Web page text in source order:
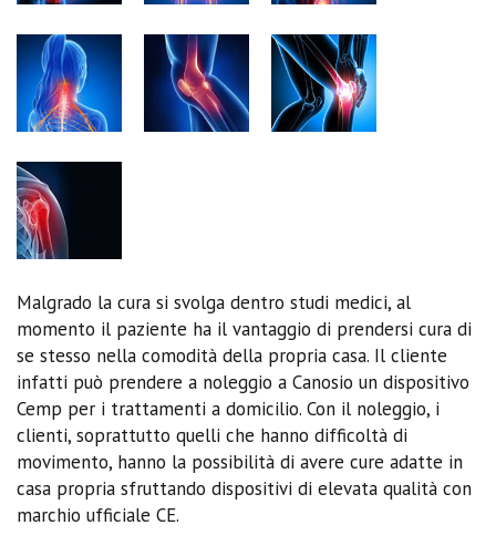
Malgrado la cura si svolga dentro studi medici, al
momento il paziente ha il vantaggio di prendersi cura di
se stesso nella comodità della propria casa. Il cliente
infatti può prendere a noleggio a Canosio un dispositivo
Cemp per i trattamenti a domicilio. Con il noleggio, i
clienti, soprattutto quelli che hanno difficoltà di
movimento, hanno la possibilità di avere cure adatte in
casa propria sfruttando dispositivi di elevata qualità con
marchio ufficiale CE.